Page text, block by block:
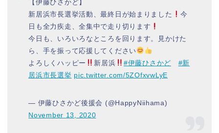
【伊藤ひさかど】
新居浜市長選挙活動、最終日が始まりました
今
日も全力疾走、全集中で走り切ります
今日も、いろいろなところを回ります。見かけた
ら、手を振って応援してください
よろしくハッピー
新居浜 #伊藤ひさかど
#新
居浜市長選挙 pic.twitter.com/5ZOfxvwLyE
— 伊藤ひさかど後援会 (@HappyNiihama)
November 13, 2020